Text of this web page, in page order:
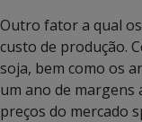
Outro fator a qual
custo de produção.
soja, bem como os
um ano de
preços do mercado